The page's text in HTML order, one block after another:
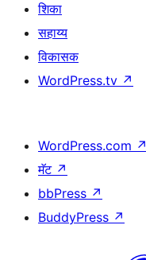
शिका
सहाय्य
विकासक
WordPress.tv ↗
WordPress.com ↗
मॅट ↗
bbPress ↗
BuddyPress ↗